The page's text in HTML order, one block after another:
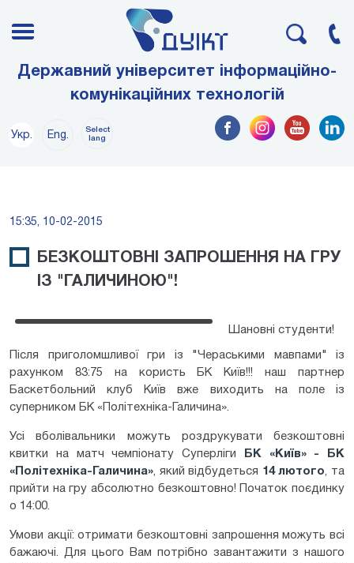
Державний університет інформаційно-
комунікаційних технологій
Укр. Eng.
Select
lang
15:35, 10-02-2015
БЕЗКОШТОВНІ ЗАПРОШЕННЯ НА ГРУ
ІЗ "ГАЛИЧИНОЮ"!
Шановні студенти!
Після приголомшливої гри із "Чераськими мавпами" із
рахунком 83:75 на користь БК Київ!!! наш партнер
Баскетбольний клуб Київ вже виходить на поле із
суперником БК «Політехніка-Галичина».
Усі вболівальники можуть роздрукувати безкоштовні
квитки на матч чемпіонату Суперліги
БК «Київ» - БК
«Політехніка-Галичина» , який відбудеться 14 лютого
, та
прийти на гру абсолютно безкоштовно! Початок поєдинку
о 14:00.
Умови акції: отримати безкоштовні запрошення можуть всі
бажаючі. Для цього Вам потрібно завантажити з нашого